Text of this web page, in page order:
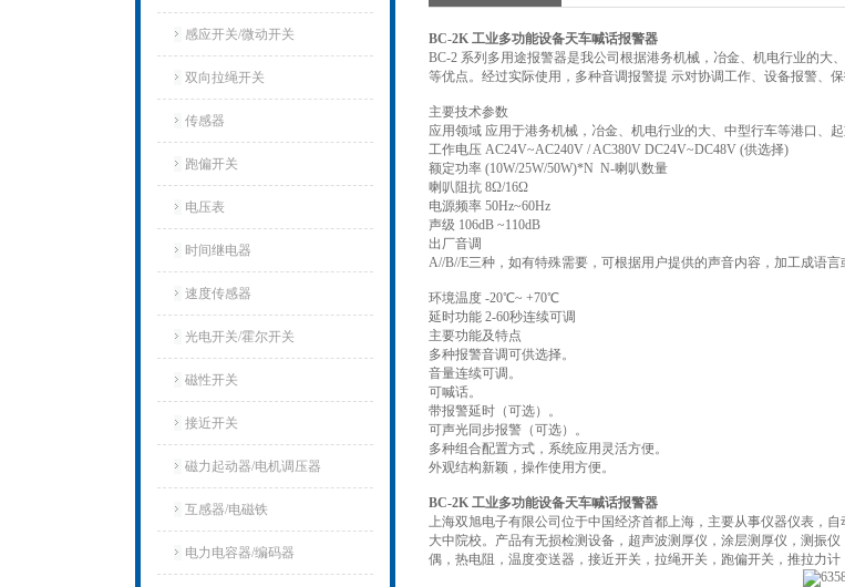
感应开关/微动开关
双向拉绳开关
传感器
跑偏开关
电压表
时间继电器
速度传感器
光电开关/霍尔开关
磁性开关
接近开关
磁力起动器/电机调压器
互感器/电磁铁
电力电容器/编码器
BC-2K 工业多功能设备天车喊话报警器
BC-2 系列多用途报警器是我公司根据港务机械，冶金、机电行业的大
等优点。经过实际使用，多种音调报警提 示对协调工作、设备报警、
主要技术参数
应用领域 应用于港务机械，冶金、机电行业的大、中型行车等港口、
工作电压 AC24V~AC240V / AC380V DC24V~DC48V (供选择)
额定功率 (10W/25W/50W)*N N-喇叭数量
喇叭阻抗 8Ω/16Ω
电源频率 50Hz~60Hz
声级 106dB ~110dB
出厂音调
A//B//E三种，如有特殊需要，可根据用户提供的声音内容，加工成语言
环境温度 -20℃~ +70℃
延时功能 2-60秒连续可调
主要功能及特点
多种报警音调可供选择。
音量连续可调。
可喊话。
带报警延时（可选）。
可声光同步报警（可选）。
多种组合配置方式，系统应用灵活方便。
外观结构新颖，操作使用方便。
BC-2K 工业多功能设备天车喊话报警器
上海双旭电子有限公司位于中国经济首都上海，主要从事仪器仪表，
大中院校。产品有无损检测设备，超声波测厚仪，涂层测厚仪，测振
偶，热电阻，温度变送器，接近开关，拉绳开关，跑偏开关，推拉力计